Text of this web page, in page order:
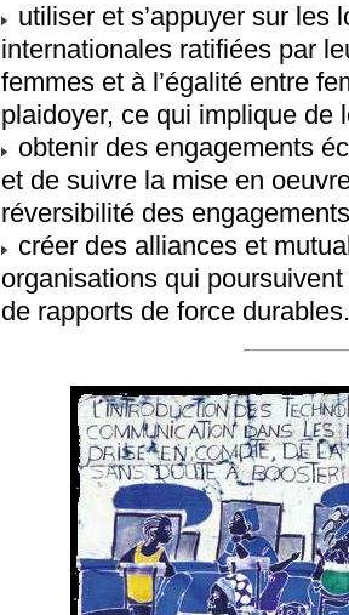
utiliser et s’appuyer sur les
internationales ratifiées par
femmes et à l’égalité entre
plaidoyer, ce qui implique de
obtenir des engagements
et de suivre la mise en
réversibilité des
créer des alliances et
organisations qui
de rapports de force durables.